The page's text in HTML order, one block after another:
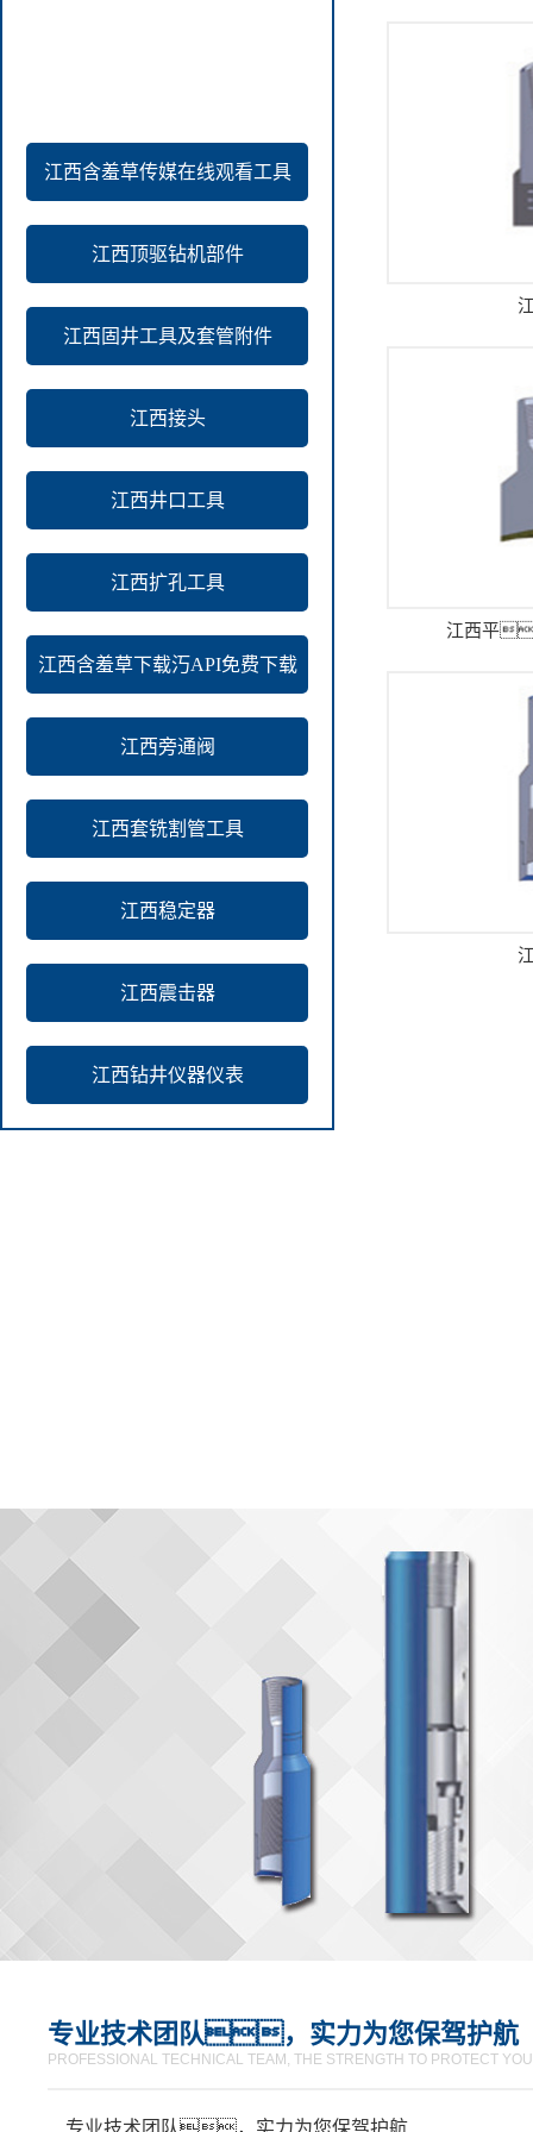
江西含羞草传媒在线观看工具
江西顶驱钻机部件
江西固井工具及套管附件
江西接头
江西井口工具
江西扩孔工具
江西含羞草下载汅API免费下载
江西旁通阀
江西套铣割管工具
江西稳定器
江西震击器
江西钻井仪器仪表
江西平
专业技术团队，实力为您保驾护航
PROFESSIONAL TECHNICAL TEAM, THE STRENGTH TO PROTECT YOU
专业技术团队，实力为您保驾护航